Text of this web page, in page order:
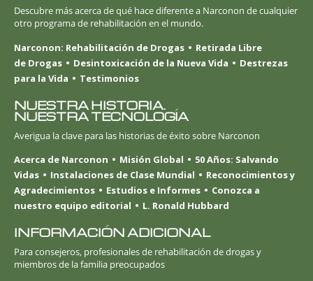
Descubre más acerca de qué hace diferente a Narconon de cualquier
otro programa de rehabilitación en el mundo.
Narconon: Rehabilitación de Drogas
Retirada Libre
de Drogas
Desintoxicación de la Nueva Vida
Destrezas
para la Vida
Testimonios
NUESTRA HISTORIA.
NUESTRA TECNOLOGÍA
Averigua la clave para las historias de éxito sobre Narconon
Acerca de Narconon
Misión Global
50 Años: Salvando
Vidas
Instalaciones de Clase Mundial
Reconocimientos y
Agradecimientos
Estudios e Informes
Conozca a
nuestro equipo editorial
L. Ronald Hubbard
INFORMACIÓN ADICIONAL
Para consejeros, profesionales de rehabilitación de drogas y
miembros de la familia preocupados